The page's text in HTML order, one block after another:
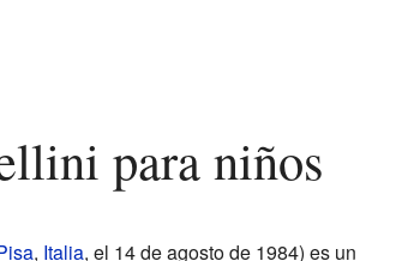
para niños
, Italia, el 14 de agosto de 1984) es un